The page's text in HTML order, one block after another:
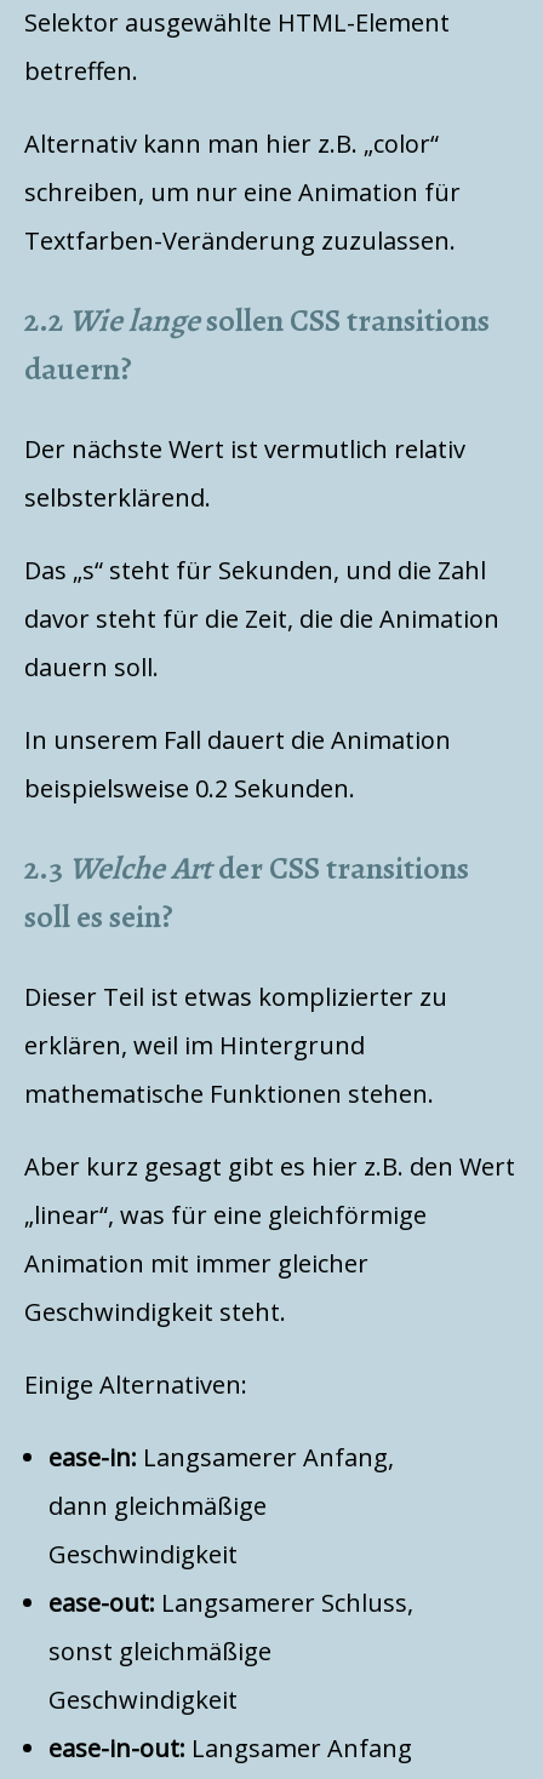
Selektor ausgewählte HTML-Element
betreffen.
Alternativ kann man hier z.B. „color“
schreiben, um nur eine Animation für
Textfarben-Veränderung zuzulassen.
2.2 Wie langesollen CSS transitions
dauern?
Der nächste Wert ist vermutlich relativ
selbsterklärend.
Das „s“ steht für Sekunden, und die Zahl
davor steht für die Zeit, die die Animation
dauern soll.
In unserem Fall dauert die Animation
beispielsweise 0.2 Sekunden.
2.3 Welche Artder CSS transitions
soll es sein?
Dieser Teil ist etwas komplizierter zu
erklären, weil im Hintergrund
mathematische Funktionen stehen.
Aber kurz gesagt gibt es hier z.B. den Wert
„linear“, was für eine gleichförmige
Animation mit immer gleicher
Geschwindigkeit steht.
Einige Alternativen:
ease-in: Langsamerer Anfang,
dann gleichmäßige
Geschwindigkeit
ease-out: Langsamerer Schluss,
sonst gleichmäßige
Geschwindigkeit
ease-in-out: Langsamer Anfang